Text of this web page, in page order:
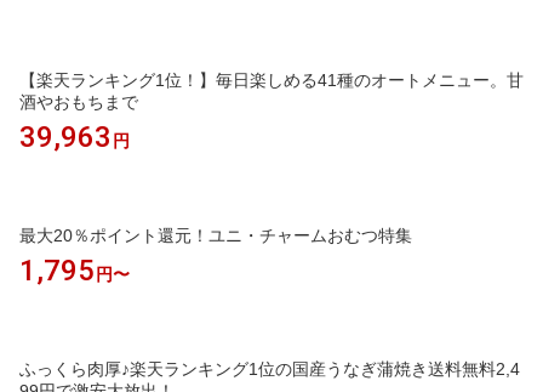
【楽天ランキング1位！】毎日楽しめる41種のオートメニュー。甘
酒やおもちまで
39,963 円
最大20％ポイント還元！ユニ・チャームおむつ特集
1,795 円〜
ふっくら肉厚♪楽天ランキング1位の国産うなぎ蒲焼き送料無料2,4